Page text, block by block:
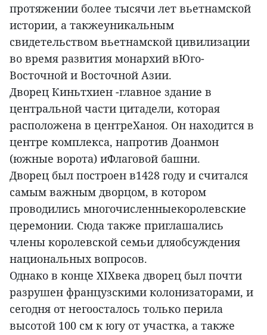
протяжении более тысячи лет вьетнамской
истории, а такжеуникальным
свидетельством вьетнамской цивилизации
во время развития монархий вЮго-
Восточной и Восточной Азии.
Дворец Киньтхиен -главное здание в
центральной части цитадели, которая
расположена в центреХаноя. Он находится в
центре комплекса, напротив Доанмон
(южные ворота) иФлаговой башни.
Дворец был построен в1428 году и считался
самым важным дворцом, в котором
проводились многочисленныекоролевские
церемонии. Сюда также приглашались
члены королевской семьи дляобсуждения
национальных вопросов.
Однако в конце XIXвека дворец был почти
разрушен французскими колонизаторами, и
сегодня от негоосталось только перила
высотой 100 см к югу от участка, а также